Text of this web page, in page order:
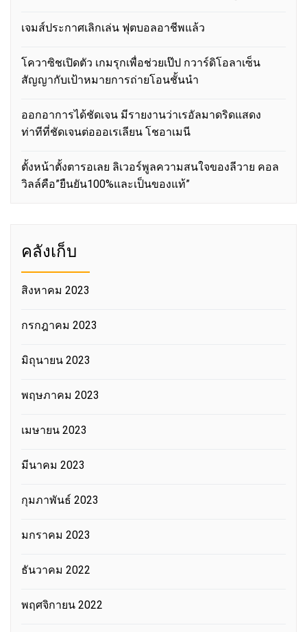
เจมส์ประกาศเลิกเล่น ฟุตบอลอาชีพแล้ว
โควาซิชเปิดตัว เกมรุกเพื่อช่วยเป๊ป กวาร์ดิโอลาเซ็น
สัญญากับเป้าหมายการถ่ายโอนชั้นนำ
ออกอาการได้ชัดเจน มีรายงานว่าเรอัลมาดริดแสดง
ท่าทีที่ชัดเจนต่อออเรเลียน โชอาเมนี
ตั้งหน้าตั้งตารอเลย ลิเวอร์พูลความสนใจของลีวาย คอล
วิลล์คือ”ยืนยัน100%และเป็นของแท้”
คลังเก็บ
สิงหาคม 2023
กรกฎาคม 2023
มิถุนายน 2023
พฤษภาคม 2023
เมษายน 2023
มีนาคม 2023
กุมภาพันธ์ 2023
มกราคม 2023
ธันวาคม 2022
พฤศจิกายน 2022